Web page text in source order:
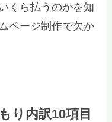
くら払うのかを知
ページ制作で欠か
り内訳10項目